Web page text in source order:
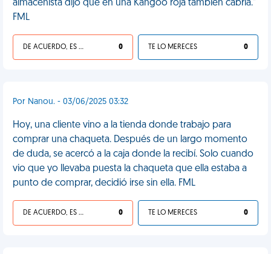
almacenista dijo que en una Kangoo roja también cabría."
FML
DE ACUERDO, ES UNA VIDA HP 0 TE LO MERECES 0
Por Nanou. - 03/06/2025 03:32
Hoy, una cliente vino a la tienda donde trabajo para
comprar una chaqueta. Después de un largo momento
de duda, se acercó a la caja donde la recibí. Solo cuando
vio que yo llevaba puesta la chaqueta que ella estaba a
punto de comprar, decidió irse sin ella. FML
DE ACUERDO, ES UNA VIDA HP 0 TE LO MERECES 0